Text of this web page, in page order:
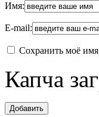
Имя:
E-mail:
Сохранить моё
Капча